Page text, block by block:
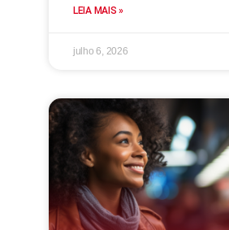
LEIA MAIS »
julho 6, 2026